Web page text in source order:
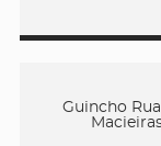
Guincho